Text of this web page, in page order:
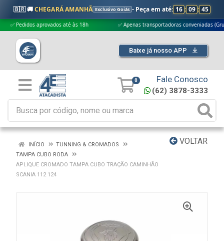
🇧🇷 🚚CHEGARÁ AMANHÃ Exclusivo Goiás - Peça em até: 16 : 09 : 44
aprovados até às 18h ✅ Apenas transportadoras conveniadas (Grupo G5)
Baixe já nosso APP
0 Fale Conosco
(62) 3878-3333
VOLTAR
INÍCIO
TUNNING & CROMADOS
TAMPA CUBO RODA
APLIQUE CROMADO TAMPA CUBO TRAÇÃO CAMINHÃO
SCANIA 112 124